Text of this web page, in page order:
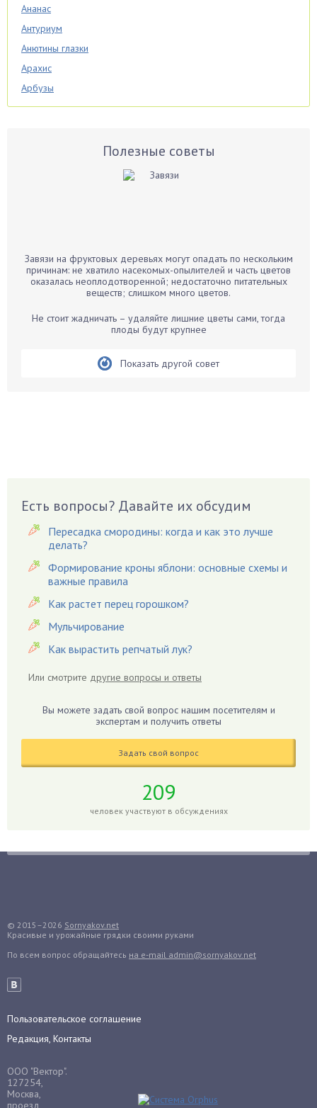
Ананас
Антуриум
Анютины глазки
Арахис
Арбузы
Аспарагус
Бархатцы
Бегония
Бирючина
Вишня
Вредители
Гардения
Гацания
Гвоздики
Георгины
Герань
Гиацинт
Гиппеаструм
Годжи
Голубика
Гуава
Гузмания
Дайкон
Дендробиум
Денежное дерево
Драцена
Дыня
Полезные советы
Завязи на фруктовых деревьях могут опадать по нескольким
причинам: не хватило насекомых-опылителей и часть цветов
оказалась неоплодотворенной; недостаточно питательных
веществ; слишком много цветов.
Не стоит жадничать – удаляйте лишние цветы сами, тогда
плоды будут крупнее
Показать другой совет
Есть вопросы? Давайте их обсудим
Пересадка смородины: когда и как это лучше
делать?
Формирование кроны яблони: основные схемы и
важные правила
Как растет перец горошком?
Мульчирование
Как вырастить репчатый лук?
Или смотрите другие вопросы и ответы
Вы можете задать свой вопрос нашим посетителям и
экспертам и получить ответы
Задать свой вопрос
209
человек участвуют в обсуждениях
© 2015–2026 Sornyakov.net
Красивые и урожайные грядки своими руками
По всем вопрос обращайтесь на e-mail admin@sornyakov.net
Пользовательское соглашение
Редакция, Контакты
ООО "Вектор".
127254,
Москва,
проезд